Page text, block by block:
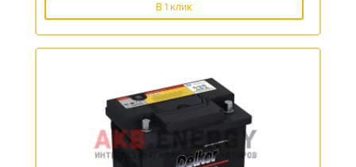
В 1 клик